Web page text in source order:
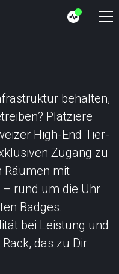
behalten,
Platziere
High-End Tier-
Zugang zu
Räumen mit
rund um die Uhr
Badges.
bei Leistung und
das zu Dir